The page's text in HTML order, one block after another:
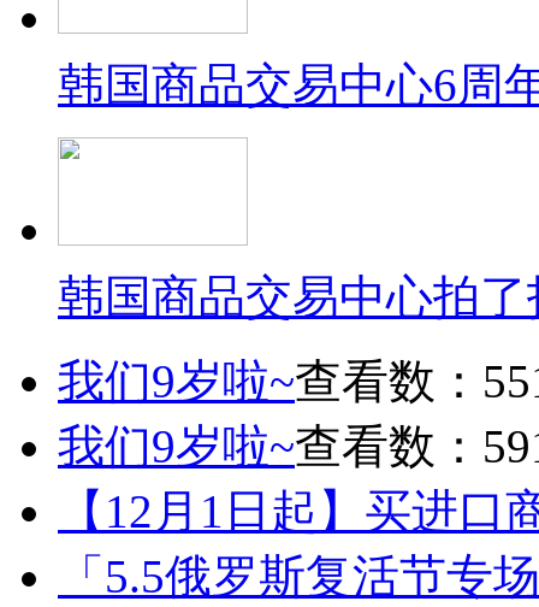
韩国商品交易中心6周
韩国商品交易中心拍
我们9岁啦~查看数：
我们9岁啦~查看数：
【12月1日起】买进口
「5.5俄罗斯复活节专